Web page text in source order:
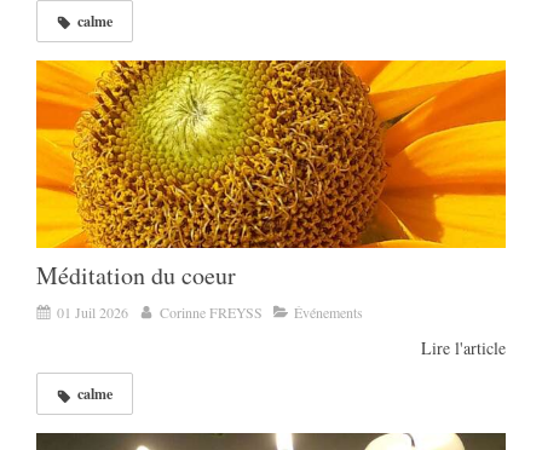
calme
Méditation du coeur
01 Juil 2026 Corinne FREYSS Événements
Lire l'article
calme